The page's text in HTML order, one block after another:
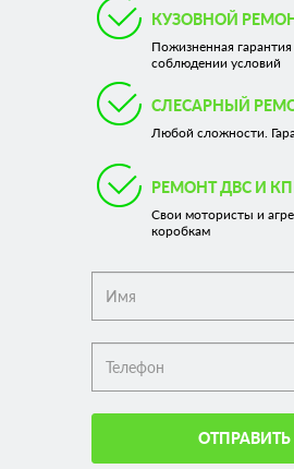
КУЗОВНОЙ
Пожизненная
соблюдении условий
СЛЕСАРНЫЙ
Любой сложности.
РЕМОНТ ДВС И
Свои мотористы и
коробкам
ОТПРАВИТЬ